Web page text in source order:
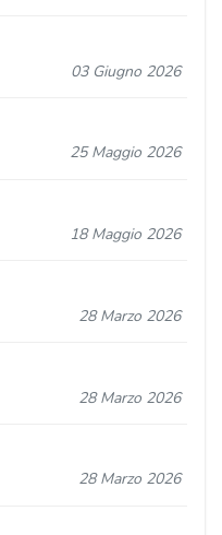
03 Giugno 2026
25 Maggio 2026
18 Maggio 2026
28 Marzo 2026
28 Marzo 2026
28 Marzo 2026